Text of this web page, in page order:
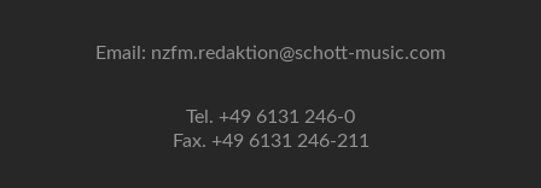
Email: nzfm.redaktion@schott-music.com
Tel. +49 6131 246-0
Fax. +49 6131 246-211